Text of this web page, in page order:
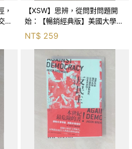
，
易
【XSW】思辨，從問對問題開
始：【暢銷經典版】美國大學邏
輯思考聖經_尼爾．布朗, 史都
華．基里, 羅耀宗, 蔡宏明, 黃賓
NT$ 259